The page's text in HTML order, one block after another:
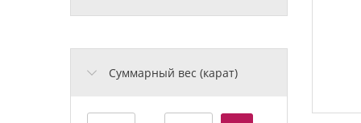
Cуммарный вес (карат)